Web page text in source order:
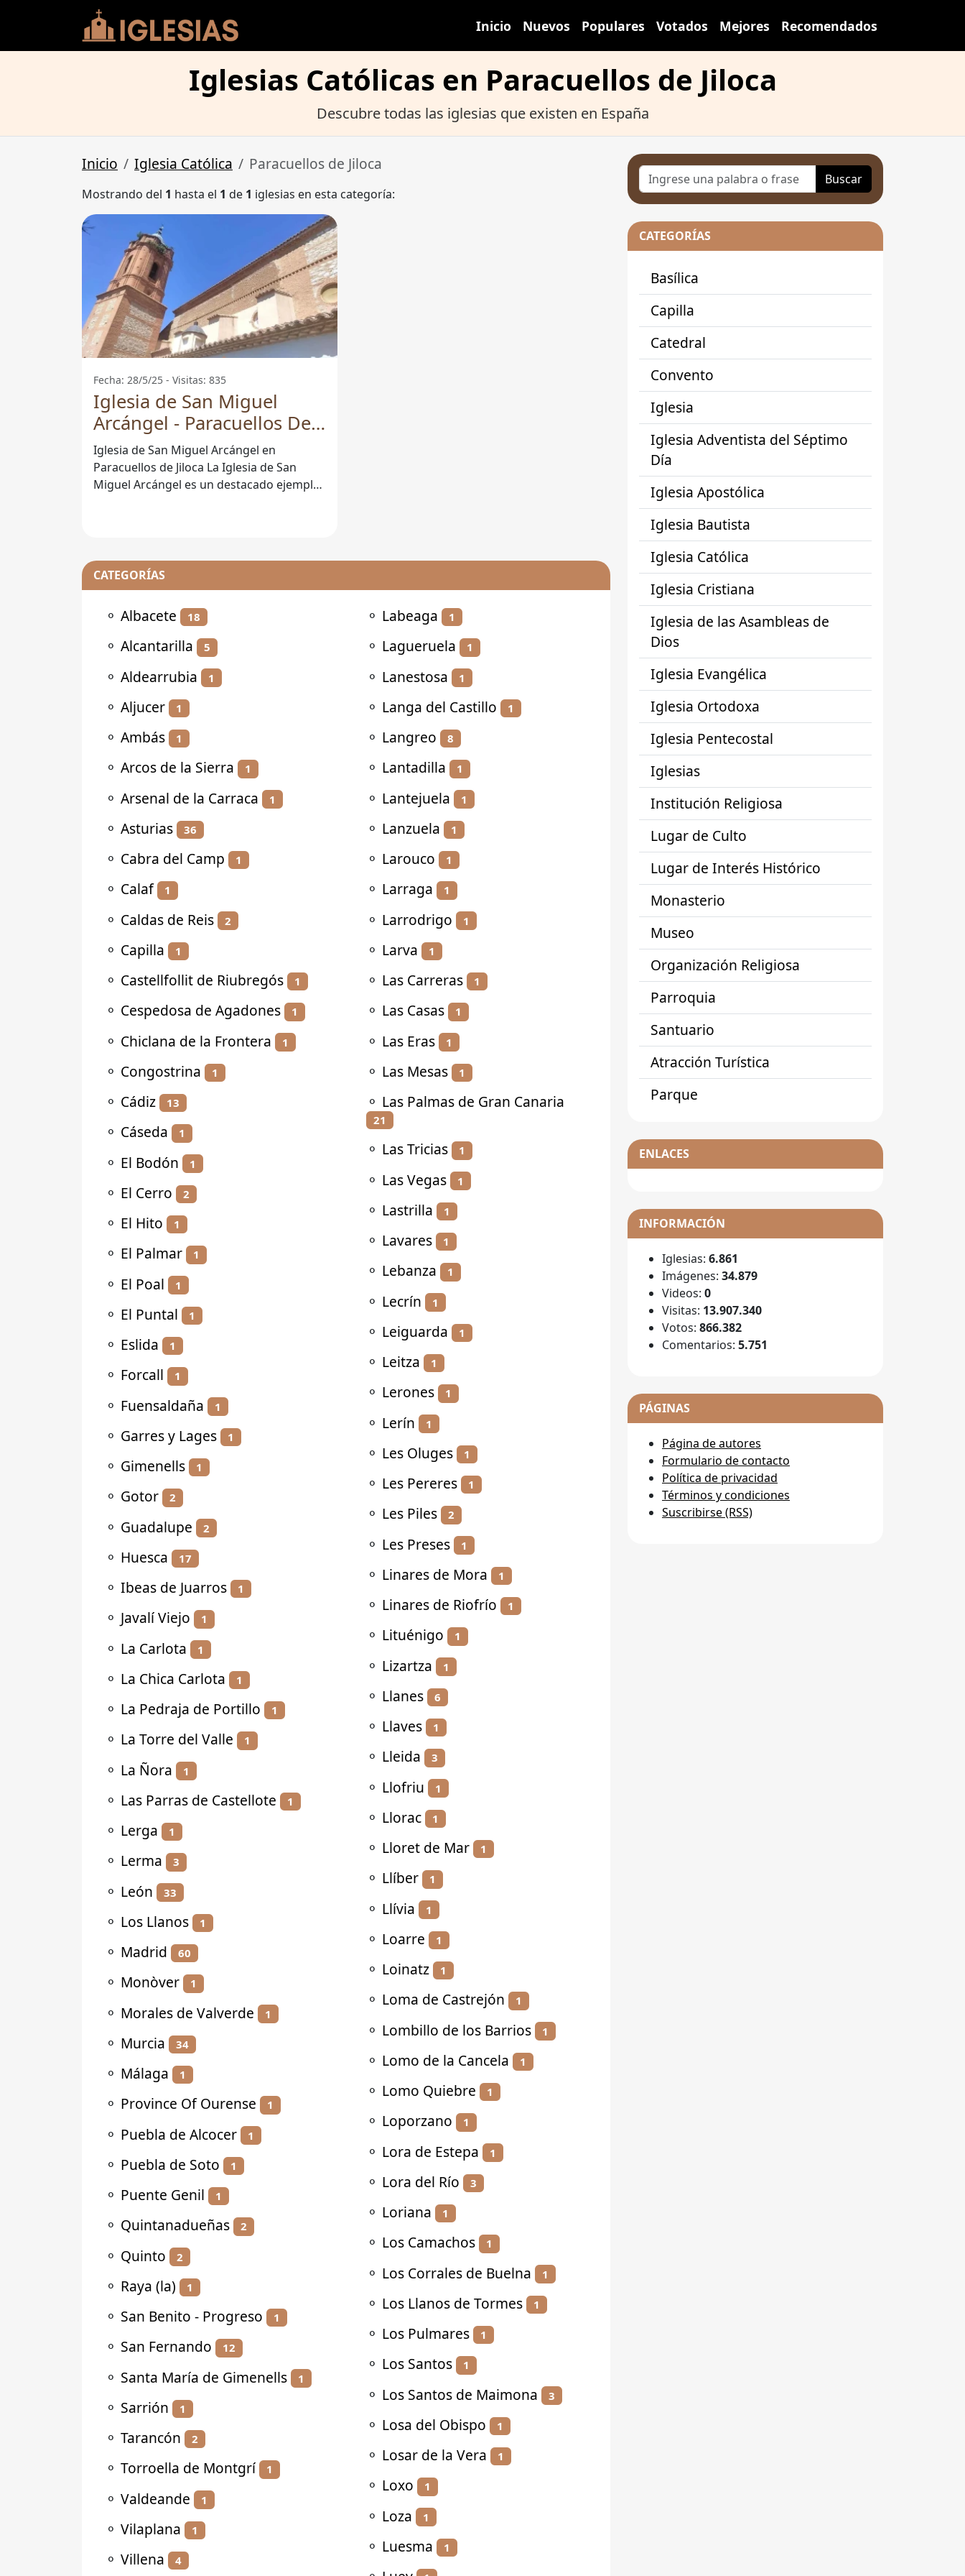
Inicio Nuevos Populares Votados Mejores Recomendados
Iglesias Católicas en Paracuellos de Jiloca
Descubre todas las iglesias que existen en España
Inicio Iglesia Católica Paracuellos de Jiloca
Mostrando del 1 hasta el 1 de 1 iglesias en esta categoría:
Fecha: 28/5/25 - Visitas: 835
Iglesia de San Miguel
Arcángel - Paracuellos De
Jiloca
Iglesia de San Miguel Arcángel en
Paracuellos de Jiloca La Iglesia de San
Miguel Arcángel es un destacado ejemplo
CATEGORÍAS
⚬ Albacete 18
⚬ Alcantarilla 5
⚬ Aldearrubia 1
⚬ Aljucer 1
⚬ Ambás 1
⚬ Arcos de la Sierra 1
⚬ Arsenal de la Carraca 1
⚬ Asturias 36
⚬ Cabra del Camp 1
⚬ Calaf 1
⚬ Caldas de Reis 2
⚬ Capilla 1
⚬ Castellfollit de Riubregós 1
⚬ Cespedosa de Agadones 1
⚬ Chiclana de la Frontera 1
⚬ Congostrina 1
⚬ Cádiz 13
⚬ Cáseda 1
⚬ El Bodón 1
⚬ El Cerro 2
⚬ El Hito 1
⚬ El Palmar 1
⚬ El Poal 1
⚬ El Puntal 1
⚬ Eslida 1
⚬ Forcall 1
⚬ Fuensaldaña 1
⚬ Garres y Lages 1
⚬ Gimenells 1
⚬ Gotor 2
⚬ Guadalupe 2
⚬ Huesca 17
⚬ Ibeas de Juarros 1
⚬ Javalí Viejo 1
⚬ La Carlota 1
⚬ La Chica Carlota 1
⚬ La Pedraja de Portillo 1
⚬ La Torre del Valle 1
⚬ La Ñora 1
⚬ Las Parras de Castellote 1
⚬ Lerga 1
⚬ Lerma 3
⚬ León 33
⚬ Los Llanos 1
⚬ Madrid 60
⚬ Monòver 1
⚬ Morales de Valverde 1
⚬ Murcia 34
⚬ Málaga 1
⚬ Province Of Ourense 1
⚬ Puebla de Alcocer 1
⚬ Puebla de Soto 1
⚬ Puente Genil 1
⚬ Quintanadueñas 2
⚬ Quinto 2
⚬ Raya (la) 1
⚬ San Benito - Progreso 1
⚬ San Fernando 12
⚬ Santa María de Gimenells 1
⚬ Sarrión 1
⚬ Tarancón 2
⚬ Torroella de Montgrí 1
⚬ Valdeande 1
⚬ Vilaplana 1
⚬ Villena 4
⚬ Labeaga 1
⚬ Lagueruela 1
⚬ Lanestosa 1
⚬ Langa del Castillo 1
⚬ Langreo 8
⚬ Lantadilla 1
⚬ Lantejuela 1
⚬ Lanzuela 1
⚬ Larouco 1
⚬ Larraga 1
⚬ Larrodrigo 1
⚬ Larva 1
⚬ Las Carreras 1
⚬ Las Casas 1
⚬ Las Eras 1
⚬ Las Mesas 1
⚬ Las Palmas de Gran Canaria
21
⚬ Las Tricias 1
⚬ Las Vegas 1
⚬ Lastrilla 1
⚬ Lavares 1
⚬ Lebanza 1
⚬ Lecrín 1
⚬ Leiguarda 1
⚬ Leitza 1
⚬ Lerones 1
⚬ Lerín 1
⚬ Les Oluges 1
⚬ Les Pereres 1
⚬ Les Piles 2
⚬ Les Preses 1
⚬ Linares de Mora 1
⚬ Linares de Riofrío 1
⚬ Lituénigo 1
⚬ Lizartza 1
⚬ Llanes 6
⚬ Llaves 1
⚬ Lleida 3
⚬ Llofriu 1
⚬ Llorac 1
⚬ Lloret de Mar 1
⚬ Llíber 1
⚬ Llívia 1
⚬ Loarre 1
⚬ Loinatz 1
⚬ Loma de Castrejón 1
⚬ Lombillo de los Barrios 1
⚬ Lomo de la Cancela 1
⚬ Lomo Quiebre 1
⚬ Loporzano 1
⚬ Lora de Estepa 1
⚬ Lora del Río 3
⚬ Loriana 1
⚬ Los Camachos 1
⚬ Los Corrales de Buelna 1
⚬ Los Llanos de Tormes 1
⚬ Los Pulmares 1
⚬ Los Santos 1
⚬ Los Santos de Maimona 3
⚬ Losa del Obispo 1
⚬ Losar de la Vera 1
⚬ Loxo 1
⚬ Loza 1
⚬ Luesma 1
Buscar
CATEGORÍAS
Basílica
Capilla
Catedral
Convento
Iglesia
Iglesia Adventista del Séptimo
Día
Iglesia Apostólica
Iglesia Bautista
Iglesia Católica
Iglesia Cristiana
Iglesia de las Asambleas de
Dios
Iglesia Evangélica
Iglesia Ortodoxa
Iglesia Pentecostal
Iglesias
Institución Religiosa
Lugar de Culto
Lugar de Interés Histórico
Monasterio
Museo
Organización Religiosa
Parroquia
Santuario
Atracción Turística
Parque
ENLACES
INFORMACIÓN
Iglesias: 6.861
Imágenes: 34.879
Videos: 0
Visitas: 13.907.340
Votos: 866.382
Comentarios: 5.751
PÁGINAS
Página de autores
Formulario de contacto
Política de privacidad
Términos y condiciones
Suscribirse (RSS)